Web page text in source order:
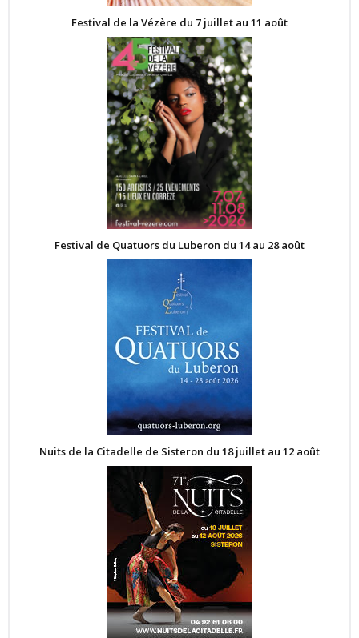
Festival de la Vézère du 7 juillet au 11 août
Festival de Quatuors du Luberon du 14 au 28 août
Nuits de la Citadelle de Sisteron du 18 juillet au 12 août